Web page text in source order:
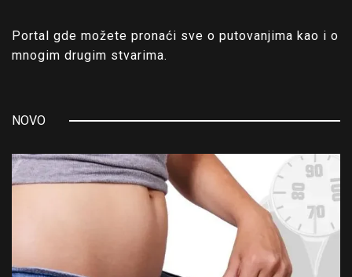
Portal gde možete pronaći sve o putovanjima kao i o
mnogim drugim stvarima.
NOVO